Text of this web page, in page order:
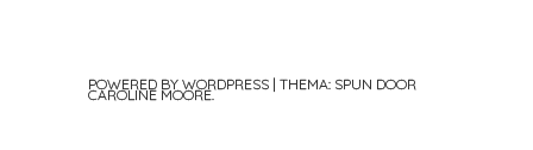
POWERED BY WORDPRESS | THEMA: SPUN DOOR
CAROLINE MOORE